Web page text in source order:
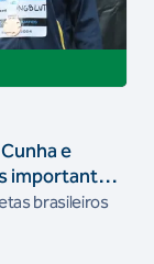
e
importantes
brasileiros